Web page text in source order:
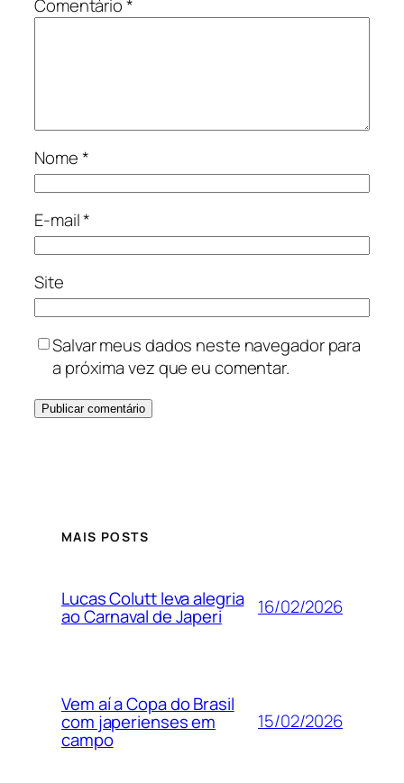
Comentário*
Nome*
E-mail*
Site
Salvar meus dados neste navegador para
a próxima vez que eu comentar.
MAIS POSTS
Lucas Colutt leva alegria
ao Carnaval de Japeri 16/02/2026
Vem aí a Copa do Brasil
com japerienses em
campo
15/02/2026